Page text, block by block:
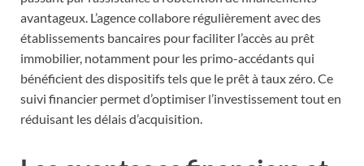
avantageux. L’agence collabore régulièrement avec des
établissements bancaires pour faciliter l’accès au prêt
immobilier, notamment pour les primo-accédants qui
bénéficient des dispositifs tels que le prêt à taux zéro. Ce
suivi financier permet d’optimiser l’investissement tout en
réduisant les délais d’acquisition.